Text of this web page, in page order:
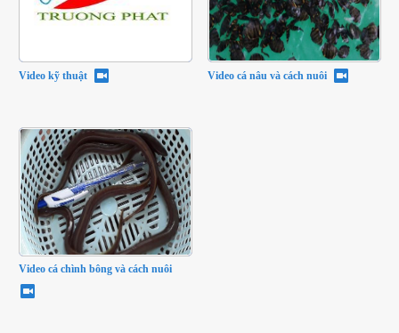
Video kỹ thuật Video cá nâu và cách nuôi
Video cá chình bông và cách nuôi